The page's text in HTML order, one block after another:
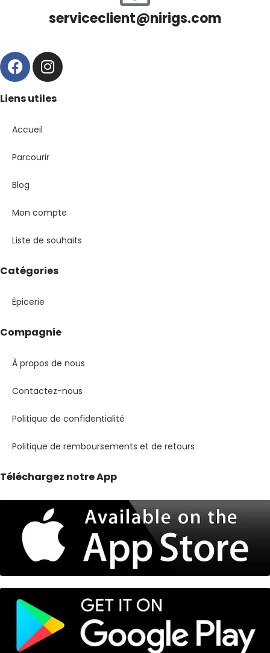
serviceclient@nirigs.com
Liens utiles
Accueil
Parcourir
Blog
Mon compte
Liste de souhaits
Catégories
Épicerie
Compagnie
À propos de nous
Contactez-nous
Politique de confidentialité
Politique de remboursements et de retours
Téléchargez notre App